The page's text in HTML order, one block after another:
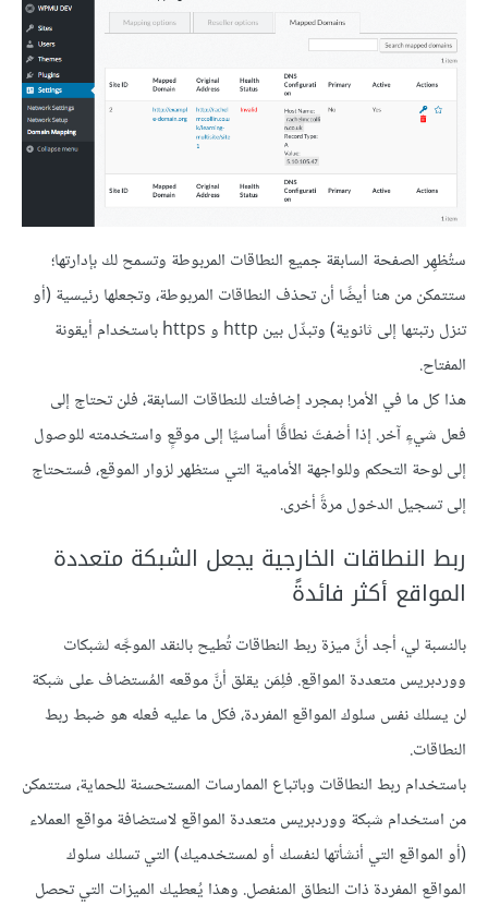
ستُظهِر الصفحة السابقة جميع النطاقات المربوطة وتسمح لك بإدارتها؛
ستتمكن من هنا أيضًا أن تحذف النطاقات المربوطة، وتجعلها رئيسية (أو
تنزل رتبتها إلى ثانوية) وتبدِّل بين http و https باستخدام أيقونة
المفتاح.
هذا كل ما في الأمر! بمجرد إضافتك للنطاقات السابقة، فلن تحتاج إلى
فعل شيءٍ آخر. إذا أضفتَ نطاقًا أساسيًا إلى موقعٍ واستخدمته للوصول
إلى لوحة التحكم وللواجهة الأمامية التي ستظهر لزوار الموقع، فستحتاج
إلى تسجيل الدخول مرةً أخرى.
ربط النطاقات الخارجية يجعل الشبكة متعددة
المواقع أكثر فائدةً
بالنسبة لي، أجد أنَّ ميزة ربط النطاقات تُطيح بالنقد الموجَّه لشبكات
ووردبريس متعددة المواقع. فلِمَن يقلق أنَّ موقعه المُستضاف على شبكة
لن يسلك نفس سلوك المواقع المفردة، فكل ما عليه فعله هو ضبط ربط
النطاقات.
باستخدام ربط النطاقات وباتباع الممارسات المستحسنة للحماية، ستتمكن
من استخدام شبكة ووردبريس متعددة المواقع لاستضافة مواقع العملاء
(أو المواقع التي أنشأتها لنفسك أو لمستخدميك) التي تسلك سلوك
المواقع المفردة ذات النطاق المنفصل. وهذا يُعطيك الميزات التي تحصل